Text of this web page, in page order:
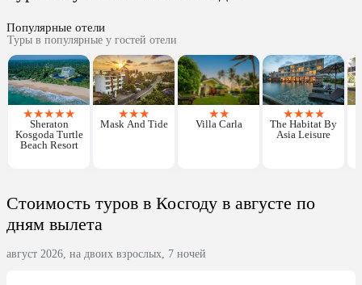
Популярные отели
Туры в популярные у гостей отели
★★★★★
Sheraton
Kosgoda Turtle
Beach Resort
★★★
Mask And Tide
★★
Villa Carla
★★★★
The Habitat By
Asia Leisure
Стоимость туров в Косгоду в августе по
дням вылета
август 2026, на двоих взрослых, 7 ночей